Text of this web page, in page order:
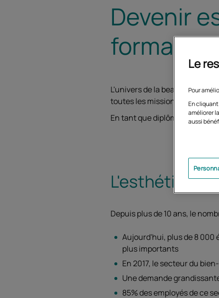
Devenir
L'univers de la beauté vous
toutes les missions et les
En tant que diplômée d'un
L'esthétique :
Depuis plus de 10 ans, le
Aujourd'hui, plus de 8 000
plus importants
En 2017, le secteur du
Une demande
85% des employés de ce
Le
Pour
En
améliorer
aussi